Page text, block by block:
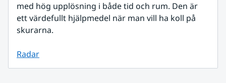
med hög upplösning i både tid och rum. Den är
ett värdefullt hjälpmedel när man vill ha koll på
skurarna.
Radar